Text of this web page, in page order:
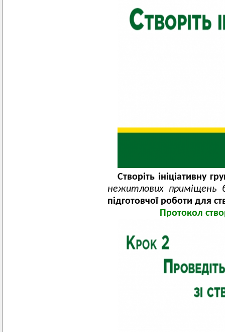
Створіть ініціативну
нежитлових приміщень
підготовчої роботи для
Протокол